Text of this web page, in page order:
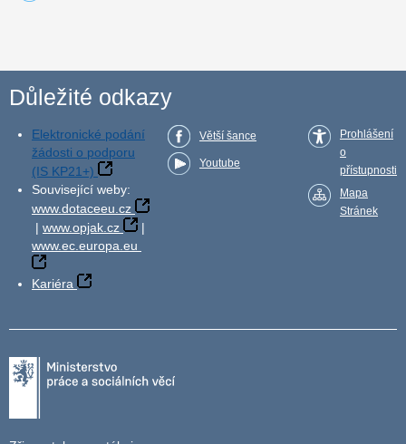
Důležité odkazy
Elektronické podání
žádosti o podporu
(IS KP21+)
Související weby:
www.dotaceeu.cz
| www.opjak.cz
|
www.ec.europa.eu
Kariéra
Větší šance
Youtube
Prohlášení
o
přístupnosti
Mapa
Stránek